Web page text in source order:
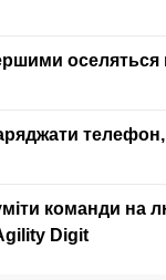
оселяться
команди на
Digit